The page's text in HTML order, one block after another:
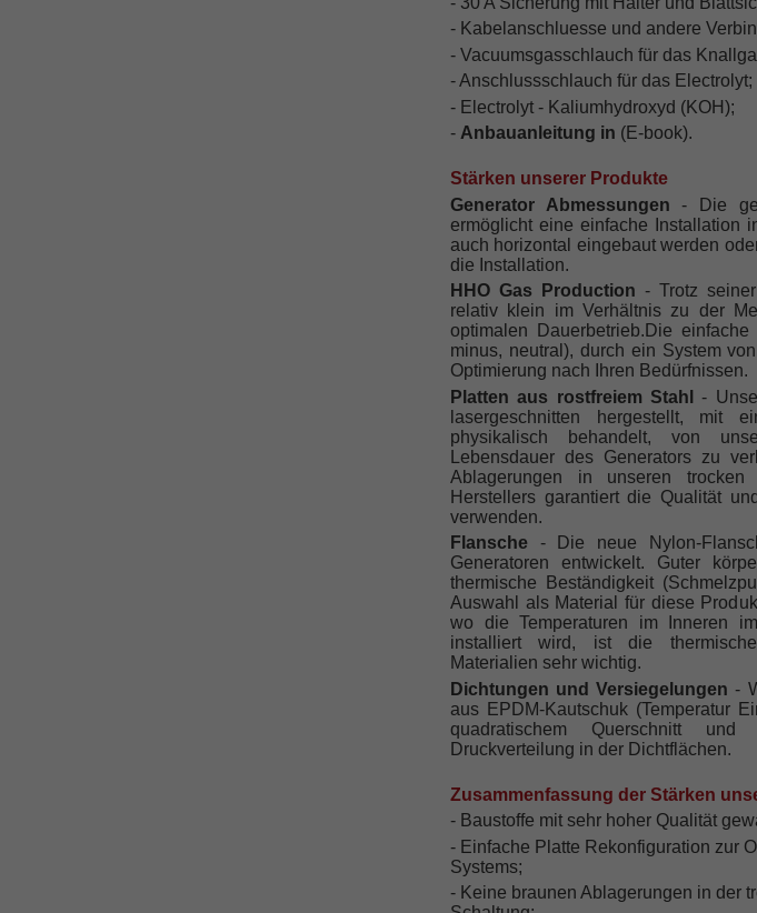
- Kabelanschluesse und andere
- Vacuumsgasschlauch für das
- Anschlussschlauch für das Electrolyt;
- Electrolyt - Kaliumhydroxyd (KOH);
- Anbauanleitung in (E-book).
Stärken unserer Produkte
Generator Abmessungen - Die
ermöglicht eine einfache Installation
auch horizontal eingebaut werden
die Installation.
HHO Gas Production - Trotz
relativ klein im Verhältnis zu der
optimalen Dauerbetrieb.Die
minus, neutral), durch ein System
Optimierung nach Ihren Bedürfnissen.
Platten aus rostfreiem Stahl
-
lasergeschnitten hergestellt, mit
physikalisch behandelt, von
Lebensdauer des Generators zu
Ablagerungen in unseren
Herstellers garantiert die Qualität
verwenden.
Flansche - Die neue Nylon-
Generatoren entwickelt. Guter
thermische Beständigkeit
Auswahl als Material für diese
wo die Temperaturen im Inneren
installiert wird, ist die
Materialien sehr wichtig.
Dichtungen und Versiegelungen -
aus EPDM-Kautschuk (Temperatur
quadratischem Querschnitt und
Druckverteilung in der Dichtflächen.
Zusammenfassung der Stärken
- Baustoffe mit sehr hoher Qualität
- Einfache Platte Rekonfiguration zur
Systems;
- Keine braunen Ablagerungen in der